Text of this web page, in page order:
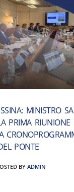
MINISTRO
PRIMA
PONTE
BYADMIN